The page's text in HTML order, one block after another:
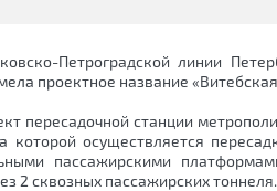
Петроградской линии
проектное название
пересадочной станции
которой осуществляется
пассажирскими
2 сквозных пассажирских тоннеля.